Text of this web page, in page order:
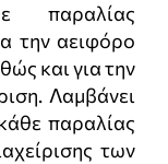
παραλίας
την αειφόρο
και για την
Λαμβάνει
παραλίας
των